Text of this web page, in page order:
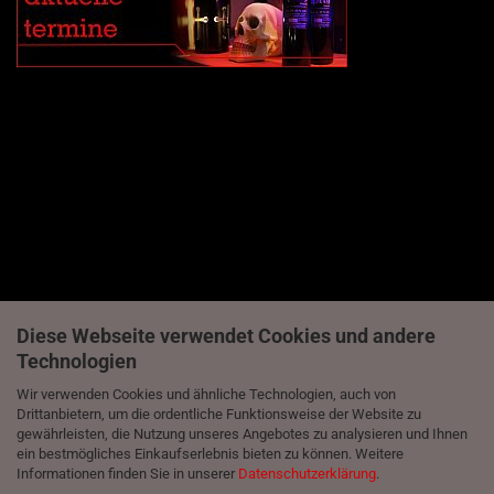
Diese Webseite verwendet Cookies und andere
Technologien
Wir verwenden Cookies und ähnliche Technologien, auch von
Drittanbietern, um die ordentliche Funktionsweise der Website zu
gewährleisten, die Nutzung unseres Angebotes zu analysieren und Ihnen
ein bestmögliches Einkaufserlebnis bieten zu können. Weitere
Informationen finden Sie in unserer Datenschutzerklärung.